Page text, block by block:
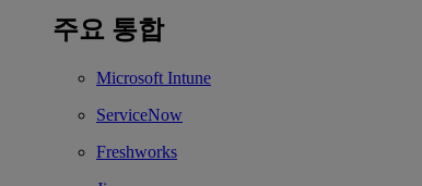
주요 통합
Microsoft Intune
ServiceNow
Freshworks